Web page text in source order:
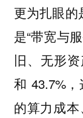
更为扎眼
是“带宽与
旧、无形
和 43.7%
的算力成